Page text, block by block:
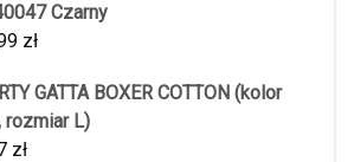
Czarny
zł
GATTA BOXER COTTON (kolor
rozmiar L)
zł